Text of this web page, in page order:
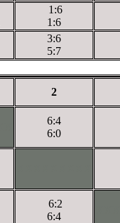
1:6
1:6
3:6
5:7
2
6:4
6:0
6:2
6:4